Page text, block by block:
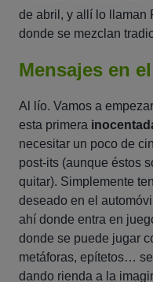
de abril, y allí lo llaman
donde se mezclan
Mensajes en
Al lío. Vamos a
esta primera
necesitar un poco de
post-its (aunque éstos
quitar). Simplemente
deseado en el
ahí donde entra en
donde se puede jugar
metáforas, epítetos…
dando rienda a la